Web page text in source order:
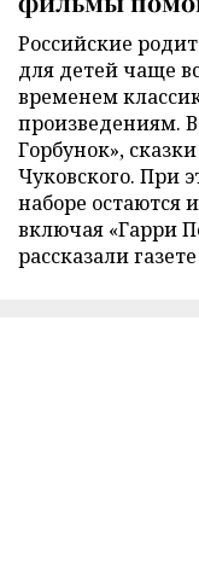
Российские
для детей чаще
временем
произведениям.
Горбунок»,
Чуковского. При
наборе остаются
включая «Гарри
рассказали